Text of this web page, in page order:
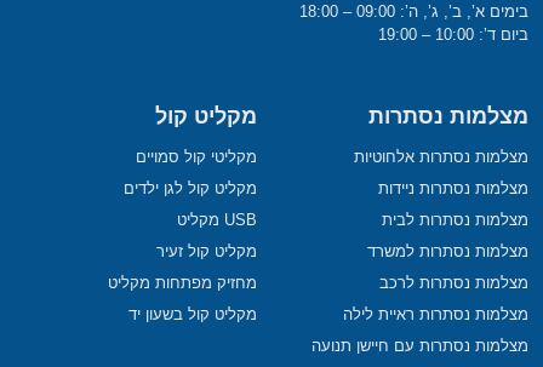
בימים א’, ב’, ג’, ה’: 09:00 – 18:00
ביום ד’: 10:00 – 19:00
מצלמות נסתרות
מצלמות נסתרות אלחוטיות
מצלמות נסתרות ניידות
מצלמות נסתרות לבית
מצלמות נסתרות למשרד
מצלמות נסתרות לרכב
מצלמות נסתרות ראיית לילה
מצלמות נסתרות עם חיישן תנועה
מקליט קול
מקליטי קול סמויים
מקליט קול לגן ילדים
USB מקליט
מקליט קול זעיר
מחזיק מפתחות מקליט
מקליט קול בשעון יד